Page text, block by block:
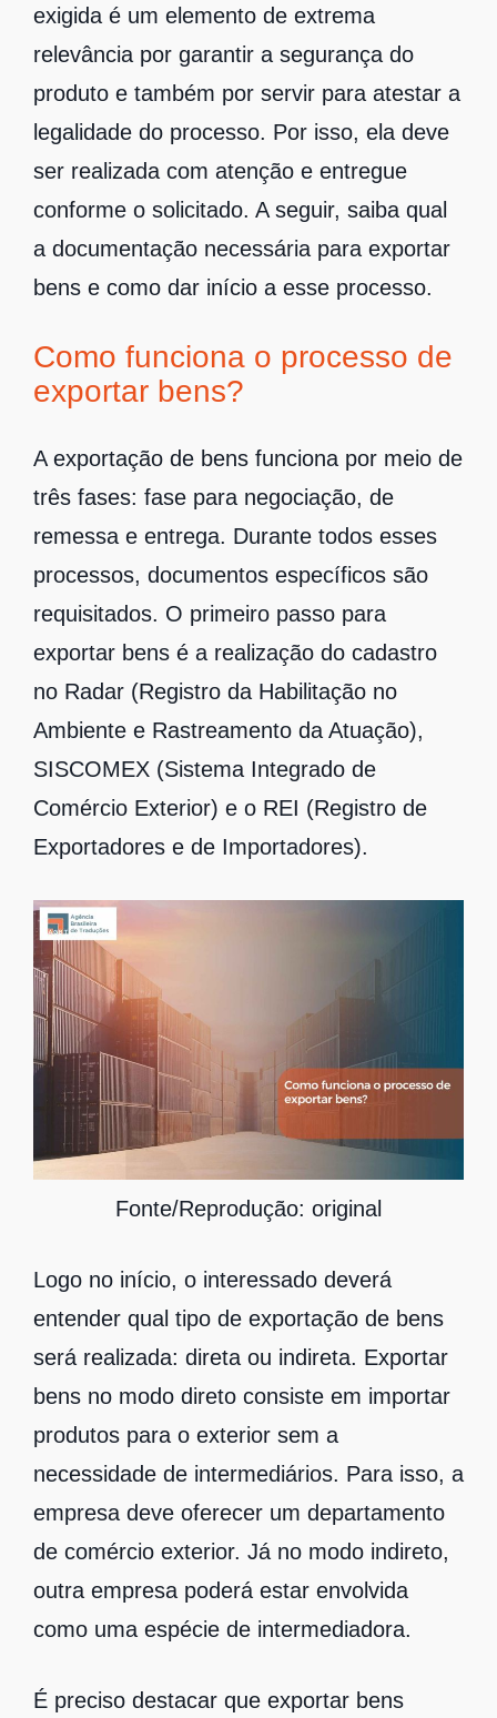
exigida é um elemento de extrema
relevância por garantir a segurança do
produto e também por servir para atestar a
legalidade do processo. Por isso, ela deve
ser realizada com atenção e entregue
conforme o solicitado. A seguir, saiba qual
a documentação necessária para exportar
bens e como dar início a esse processo.
Como funciona o processo de
exportar bens?
A exportação de bens funciona por meio de
três fases: fase para negociação, de
remessa e entrega. Durante todos esses
processos, documentos específicos são
requisitados. O primeiro passo para
exportar bens é a realização do cadastro
no Radar (Registro da Habilitação no
Ambiente e Rastreamento da Atuação),
SISCOMEX (Sistema Integrado de
Comércio Exterior) e o REI (Registro de
Exportadores e de Importadores).
Fonte/Reprodução: original
Logo no início, o interessado deverá
entender qual tipo de exportação de bens
será realizada: direta ou indireta. Exportar
bens no modo direto consiste em importar
produtos para o exterior sem a
necessidade de intermediários. Para isso, a
empresa deve oferecer um departamento
de comércio exterior. Já no modo indireto,
outra empresa poderá estar envolvida
como uma espécie de intermediadora.
É preciso destacar que exportar bens